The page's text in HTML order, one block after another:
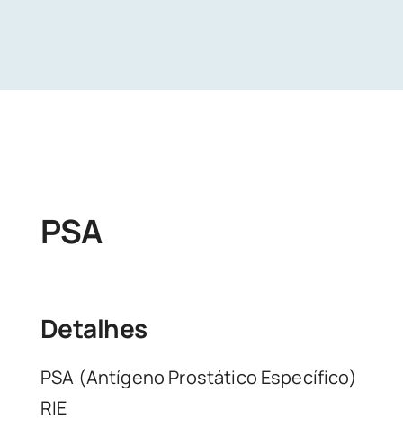
PSA
Detalhes
PSA (Antígeno Prostático Específico)
RIE